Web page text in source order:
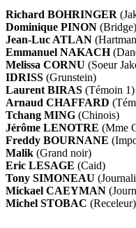
Richard BOHRINGER
Dominique PINON (Bridge)
Jean-Luc ATLAN
Emmanuel NAKACH
Melissa CORNU (Soeur
IDRISS (Grunstein)
Laurent BIRAS (Témoin 1)
Arnaud CHAFFARD
Tchang MING (Chinois)
Jérôme LENOTRE (Mme
Freddy BOURNANE
Malik (Grand noir)
Eric LESAGE (Caid)
Tony SIMONEAU
Mickael CAEYMAN
Michel STOBAC (Receleur)